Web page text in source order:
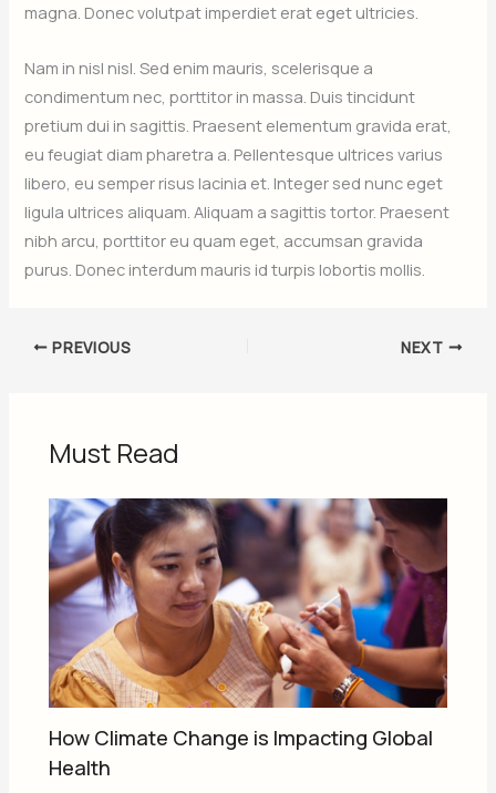
magna. Donec volutpat imperdiet erat eget ultricies.
Nam in nisl nisl. Sed enim mauris, scelerisque a
condimentum nec, porttitor in massa. Duis tincidunt
pretium dui in sagittis. Praesent elementum gravida erat,
eu feugiat diam pharetra a. Pellentesque ultrices varius
libero, eu semper risus lacinia et. Integer sed nunc eget
ligula ultrices aliquam. Aliquam a sagittis tortor. Praesent
nibh arcu, porttitor eu quam eget, accumsan gravida
purus. Donec interdum mauris id turpis lobortis mollis.
PREVIOUS NEXT
Must Read
How Climate Change is Impacting Global
Health